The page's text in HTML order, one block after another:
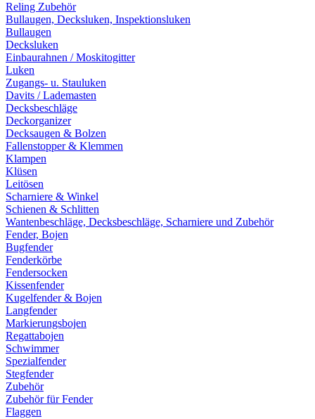
Reling Zubehör
Bullaugen, Decksluken, Inspektionsluken
Bullaugen
Decksluken
Einbaurahnen / Moskitogitter
Luken
Zugangs- u. Stauluken
Davits / Lademasten
Decksbeschläge
Deckorganizer
Decksaugen & Bolzen
Fallenstopper & Klemmen
Klampen
Klüsen
Leitösen
Scharniere & Winkel
Schienen & Schlitten
Wantenbeschläge, Decksbeschläge, Scharniere und Zubehör
Fender, Bojen
Bugfender
Fenderkörbe
Fendersocken
Kissenfender
Kugelfender & Bojen
Langfender
Markierungsbojen
Regattabojen
Schwimmer
Spezialfender
Stegfender
Zubehör
Zubehör für Fender
Flaggen